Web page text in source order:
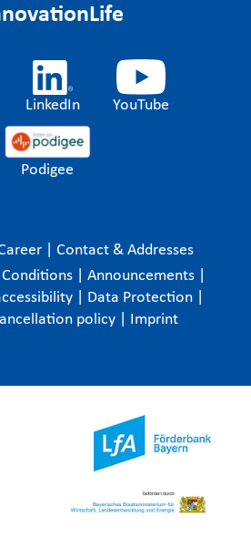
LinkedIn YouTube
Podigee
Contact & Addresses
Announcements
Data Protection
policy Imprint